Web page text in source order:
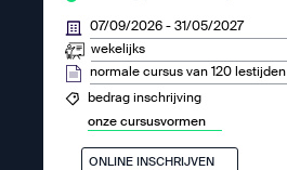
07/09/2026-31/05/2027
wekelijks
normale cursus van 120 lestijden
bedrag inschrijving
onze cursusvormen
ONLINE INSCHRIJVEN